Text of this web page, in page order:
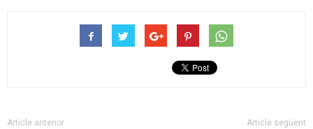
Article anterior Article següent